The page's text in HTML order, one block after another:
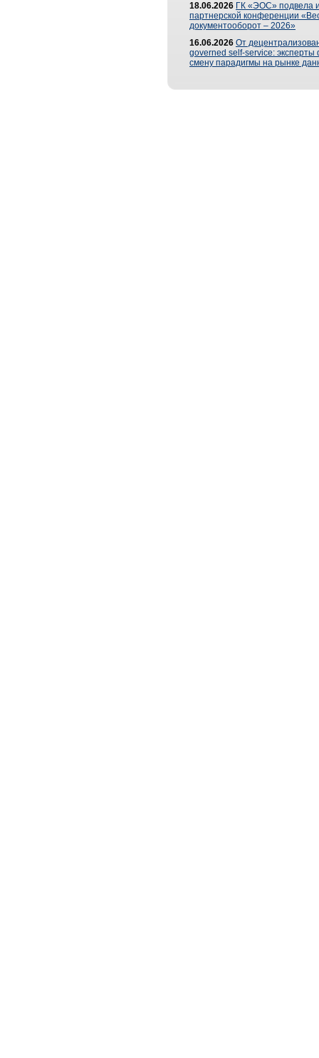
18.06.2026 ГК «ЭОС» подвела
партнерской конференции
документооборот – 2026»
16.06.2026 От
governed self-service: эксперты
смену парадигмы на рынке